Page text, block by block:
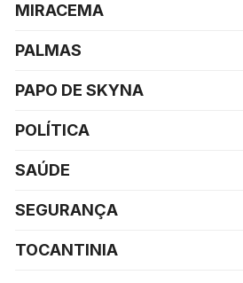
MIRACEMA
PALMAS
PAPO DE SKYNA
POLÍTICA
SAÚDE
SEGURANÇA
TOCANTINIA